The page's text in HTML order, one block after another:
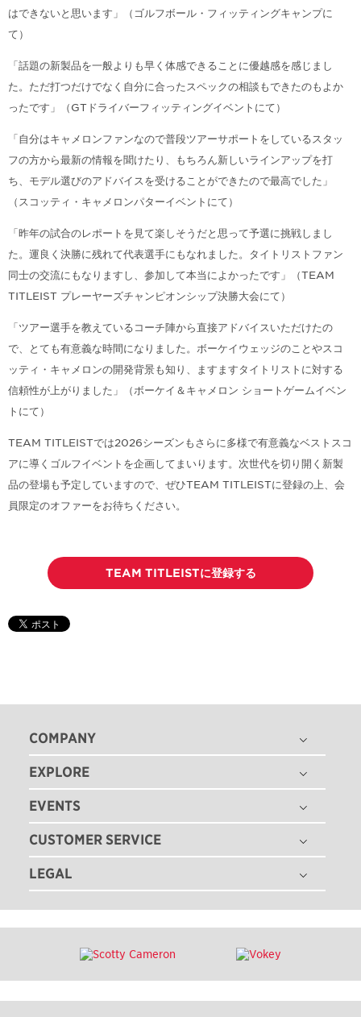
はできないと思います」（ゴルフボール・フィッティングキャンプに
て）
「話題の新製品を一般よりも早く体感できることに優越感を感じまし
た。ただ打つだけでなく自分に合ったスペックの相談もできたのもよか
ったです」（GTドライバーフィッティングイベントにて）
「自分はキャメロンファンなので普段ツアーサポートをしているスタッ
フの方から最新の情報を聞けたり、もちろん新しいラインアップを打
ち、モデル選びのアドバイスを受けることができたので最高でした」
（スコッティ・キャメロンパターイベントにて）
「昨年の試合のレポートを見て楽しそうだと思って予選に挑戦しまし
た。運良く決勝に残れて代表選手にもなれました。タイトリストファン
同士の交流にもなりますし、参加して本当によかったです」（TEAM
TITLEIST プレーヤーズチャンピオンシップ決勝大会にて）
「ツアー選手を教えているコーチ陣から直接アドバイスいただけたの
で、とても有意義な時間になりました。ボーケイウェッジのことやスコ
ッティ・キャメロンの開発背景も知り、ますますタイトリストに対する
信頼性が上がりました」（ボーケイ＆キャメロン ショートゲームイベン
トにて）
TEAM TITLEISTでは2026シーズンもさらに多様で有意義なベストスコ
アに導くゴルフイベントを企画してまいります。次世代を切り開く新製
品の登場も予定していますので、ぜひTEAM TITLEISTに登録の上、会
員限定のオファーをお待ちください。
TEAM TITLEISTに登録する
COMPANY
THE TITLEIST STORY
タイトリスト グローバル
採用情報
EXPLORE
ゴルフボール
ゴルフクラブ
ゴルフギア
ツアー情報
TEAM TITLEIST
タイトリスト直営店
EVENTS
ゴルフボールフィッティング
ゴルフクラブフィッティング
ゴルフクラブ パフォーマンス体感イベント
CUSTOMER SERVICE
注文状況の確認
ゴルフクラブ レンタル
カスタムクラブガイド
ゴルフクラブ修理
LEGAL
特定商取引法に基づく表記
プライバシーポリシー
クッキーポリシー